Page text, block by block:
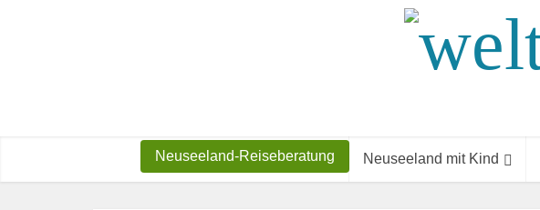
Neuseeland-Reiseberatung Neuseeland mit Kind